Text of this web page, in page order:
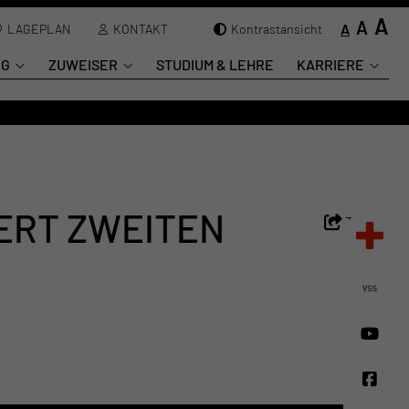
LAGEPLAN KONTAKT Kontrastansicht A A A
ZUWEISER STUDIUM & LEHRE KARRIERE
ZWEITEN
Teilen